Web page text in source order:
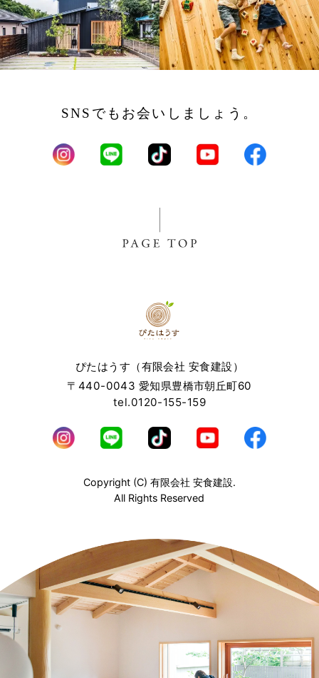
SNSでもお会いしましょう。
ぴたはうす（有限会社 安食建設）
〒440-0043 愛知県豊橋市朝丘町60
tel.0120-155-159
Copyright (C) 有限会社 安食建設.
All Rights Reserved